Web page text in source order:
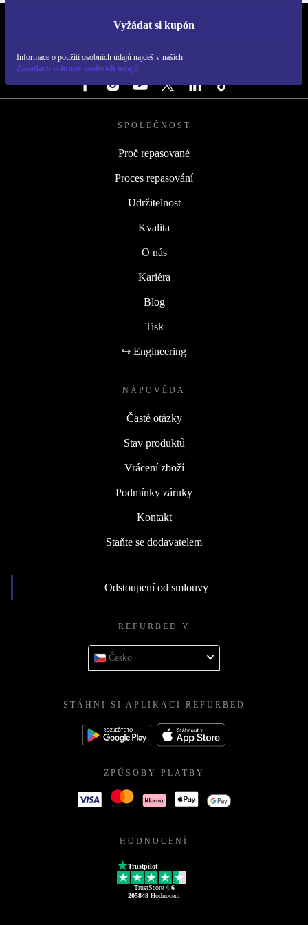
Vyžádat si kupón
Informace o použití osobních údajů najdeš v našich
Zásadách ochrany osobních údajů
REFURBED ČESKO - RETHINK NEW.
SLEDUJ NÁS
SPOLEČNOST
Proč repasované
Proces repasování
Udržitelnost
Kvalita
O nás
Kariéra
Blog
Tisk
↪ Engineering
NÁPOVĚDA
Časté otázky
Stav produktů
Vrácení zboží
Podmínky záruky
Kontakt
Staňte se dodavatelem
Odstoupení od smlouvy
REFURBED V
Česko
STÁHNI SI APLIKACI REFURBED
ZPŮSOBY PLATBY
HODNOCENÍ
Trustpilot
TrustScore 4.6
205848 Hodnocení